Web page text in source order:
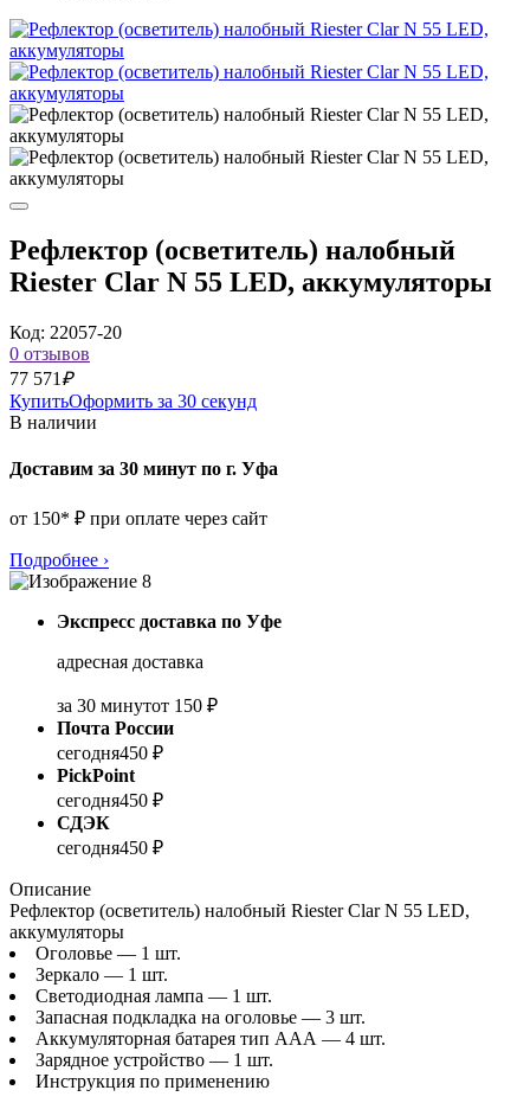
Рефлектор (осветитель) налобный
Riester Clar N 55 LED, аккумуляторы
Код: 22057-20
0 отзывов
77 571₽
КупитьОформить за 30 секунд
В наличии
Доставим за 30 минут по г. Уфа
от 150* ₽ при оплате через сайт
Подробнее ›
Экспресс доставка по Уфе
адресная доставка
за 30 минутот 150 ₽
Почта России
сегодня450 ₽
PickPoint
сегодня450 ₽
СДЭК
сегодня450 ₽
Описание
Рефлектор (осветитель) налобный Riester Clar N 55 LED,
аккумуляторы
Оголовье — 1 шт.
Зеркало — 1 шт.
Светодиодная лампа — 1 шт.
Запасная подкладка на оголовье — 3 шт.
Аккумуляторная батарея тип ААА — 4 шт.
Зарядное устройство — 1 шт.
Инструкция по применению